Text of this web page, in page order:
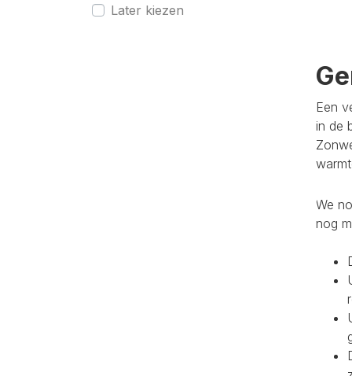
Later kiezen
Een
in de
We
nog